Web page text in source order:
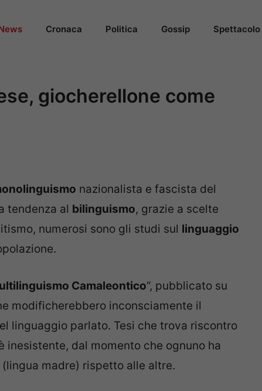
Cronaca Politica Gossip Spettacolo
giocherellone come
nazionalista e fascista del
tendenza al bilinguismo, grazie a scelte
numerosi sono gli studi sul linguaggio
Camaleontico“, pubblicato su
modificherebbero inconsciamente il
linguaggio parlato. Tesi che trova riscontro
dal momento che ognuno ha
madre) rispetto alle altre.